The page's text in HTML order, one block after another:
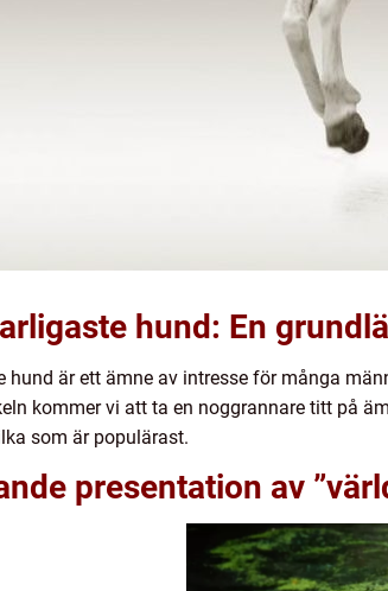
hund: En
hund är ett ämne av intresse för många
kommer vi att ta en noggrannare titt på
som är populärast.
presentation av